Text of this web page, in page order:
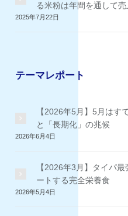
る米粉は年間を通して
2025年7月22日
テーマレポート
【2026年5月】5月はす
と「長期化」の兆候
2026年6月4日
【2026年3月】タイパ
ートする完全栄養食
2026年5月4日